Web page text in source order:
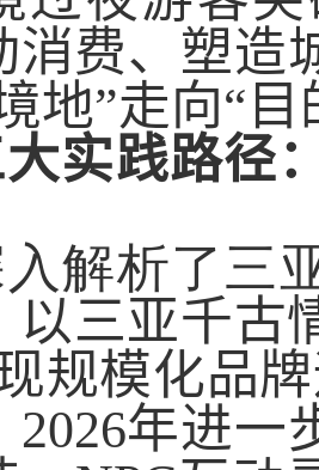
消费、塑造
地”走向“
实践路径
解析了三
以三亚千古
规模化品
2026年进一